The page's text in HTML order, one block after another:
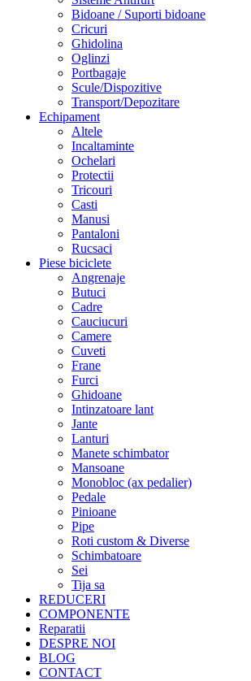
Bidoane / Suporti bidoane
Cricuri
Ghidolina
Oglinzi
Portbagaje
Scule/Dispozitive
Transport/Depozitare
Echipament
Altele
Incaltaminte
Ochelari
Protectii
Tricouri
Casti
Manusi
Pantaloni
Rucsaci
Piese biciclete
Angrenaje
Butuci
Cadre
Cauciucuri
Camere
Cuveti
Frane
Furci
Ghidoane
Intinzatoare lant
Jante
Lanturi
Manete schimbator
Mansoane
Monobloc (ax pedalier)
Pedale
Pinioane
Pipe
Roti custom & Diverse
Schimbatoare
Sei
Tija sa
REDUCERI
COMPONENTE
Reparatii
DESPRE NOI
BLOG
CONTACT